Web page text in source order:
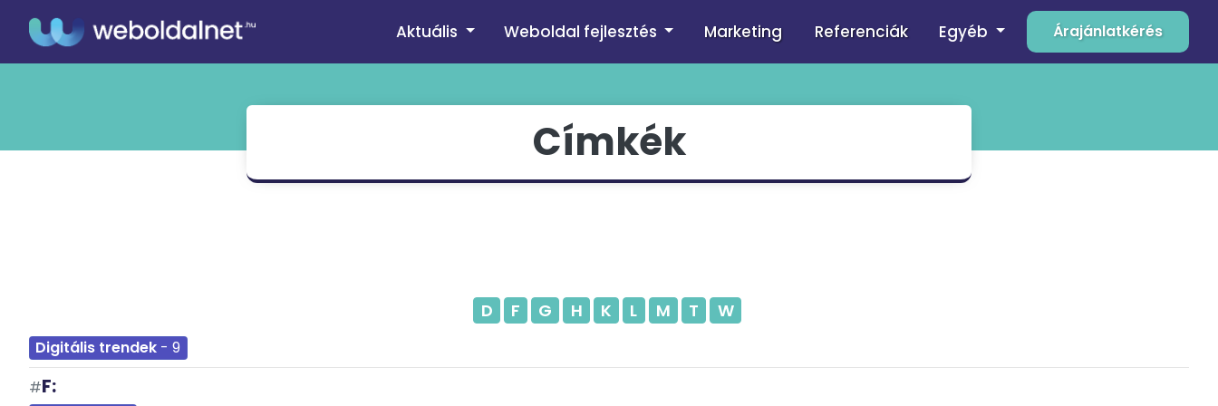
Aktuális Weboldal fejlesztés Marketing Referenciák Egyéb Árajánlatkérés
Címkék
D F G H K L M T W
Digitális trendek - 9
#F: